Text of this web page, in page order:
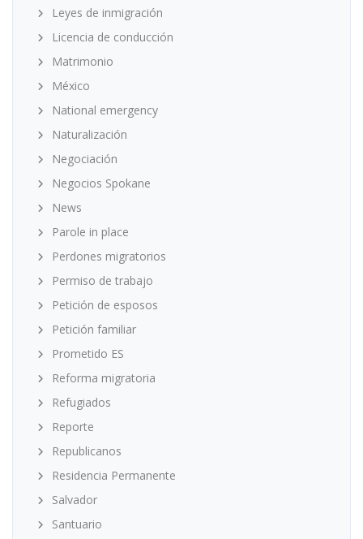
Leyes de inmigración
Licencia de conducción
Matrimonio
México
National emergency
Naturalización
Negociación
Negocios Spokane
News
Parole in place
Perdones migratorios
Permiso de trabajo
Petición de esposos
Petición familiar
Prometido ES
Reforma migratoria
Refugiados
Reporte
Republicanos
Residencia Permanente
Salvador
Santuario